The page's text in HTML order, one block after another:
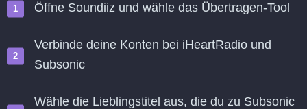
Öffne Soundiiz und wähle das Übertragen-Tool
Verbinde deine Konten bei iHeartRadio und
Subsonic
Wähle die Lieblingstitel aus, die du zu Subsonic